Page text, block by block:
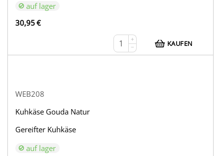
auf lager
30,95€
+
−
KAUFEN
WEB208
Kuhkäse Gouda Natur
Gereifter Kuhkäse
auf lager